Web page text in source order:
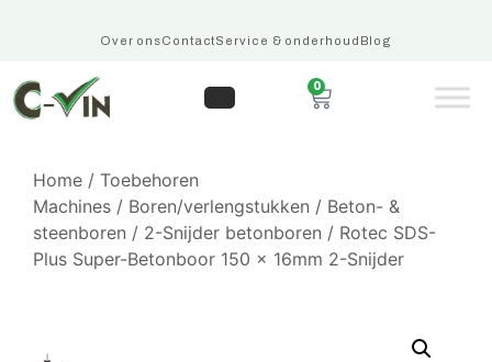
Over onsContactService & onderhoudBlog
0
Home / Toebehoren
Machines / Boren/verlengstukken / Beton- &
steenboren / 2-Snijder betonboren / Rotec SDS-
Plus Super-Betonboor 150 x 16mm 2-Snijder